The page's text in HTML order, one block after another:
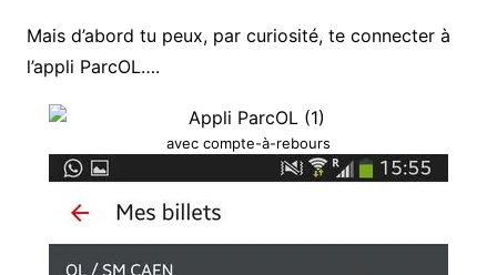
Mais d’abord tu peux, par curiosité, te connecter à
l’appli ParcOL….
avec compte-à-rebours